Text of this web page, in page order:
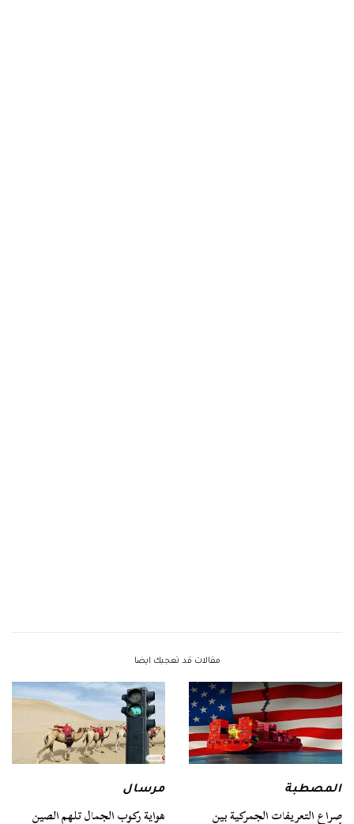
مقالات قد تعجبك ايضا
المصطبة
صراع التعريفات الجمركية بين
مرسال
هواية ركوب الجمال تلهم الصين